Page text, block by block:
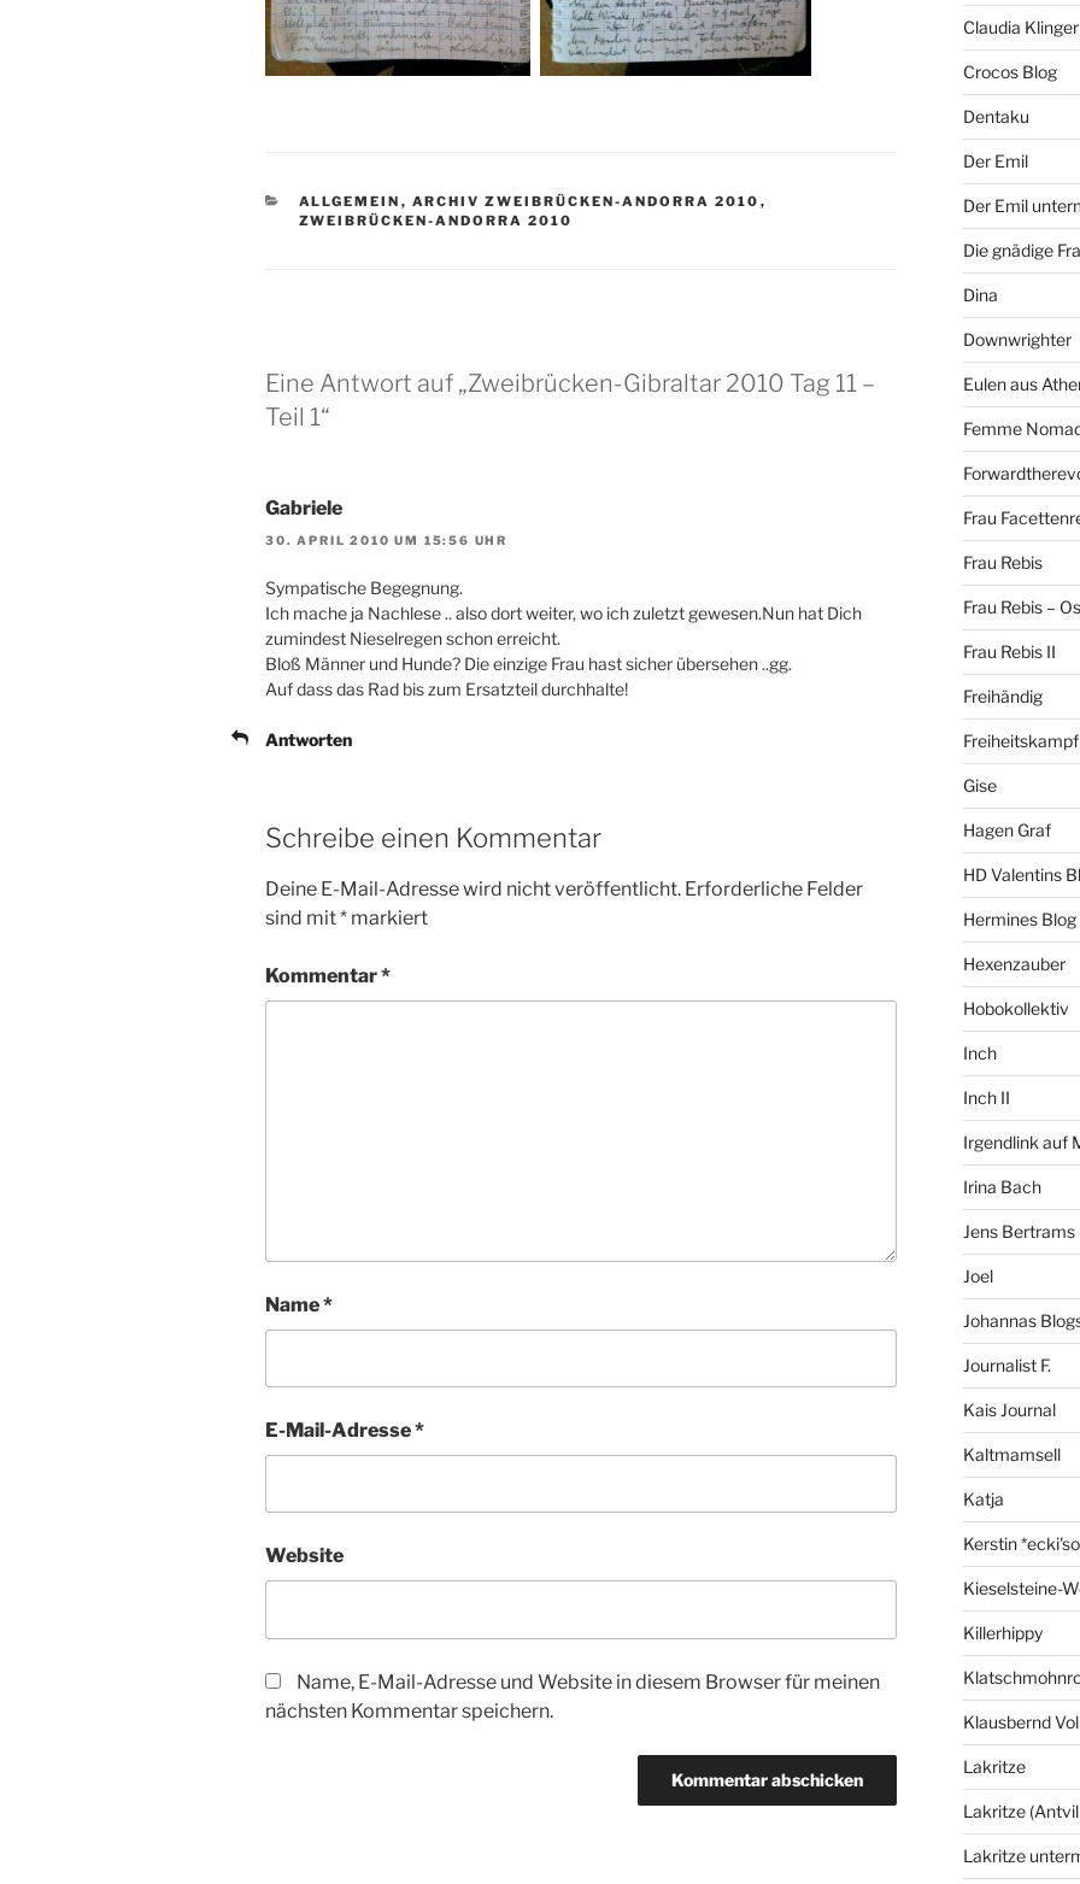
KATEGORIEN
ALLGEMEIN , ARCHIV ZWEIBRÜCKEN-ANDORRA 2010 ,
ZWEIBRÜCKEN-ANDORRA 2010
Eine Antwort auf „Zweibrücken-Gibraltar 2010 Tag 11 –
Teil 1“
Gabriele
30. APRIL 2010 UM 15:56 UHR
Sympatische Begegnung.
Ich mache ja Nachlese .. also dort weiter, wo ich zuletzt gewesen.Nun hat Dich
zumindest Nieselregen schon erreicht.
Bloß Männer und Hunde? Die einzige Frau hast sicher übersehen ..gg.
Auf dass das Rad bis zum Ersatzteil durchhalte!
Antworten
Schreibe einen Kommentar
Deine E-Mail-Adresse wird nicht veröffentlicht. Erforderliche Felder
sind mit* markiert
Kommentar*
Name*
E-Mail-Adresse*
Website
Name, E-Mail-Adresse und Website in diesem Browser für meinen
nächsten Kommentar speichern.
Claudia Klinger
Crocos Blog
Dentaku
Der Emil
Der Emil
Die gnädige
Dina
Downwrighter
Eulen aus
Femme
Frau
Frau Rebis
Frau Rebis –
Frau Rebis II
Freihändig
Freiheitskampf
Gise
Hagen Graf
HD Valentins
Hermines Blog
Hexenzauber
Hobokollektiv
Inch
Inch II
Irgendlink auf
Irina Bach
Jens Bertrams
Joel
Johannas
Journalist F.
Kais Journal
Kaltmamsell
Katja
Kerstin
Kieselsteine-
Killerhippy
Klausbernd
Lakritze
Lakritze
Lakritze